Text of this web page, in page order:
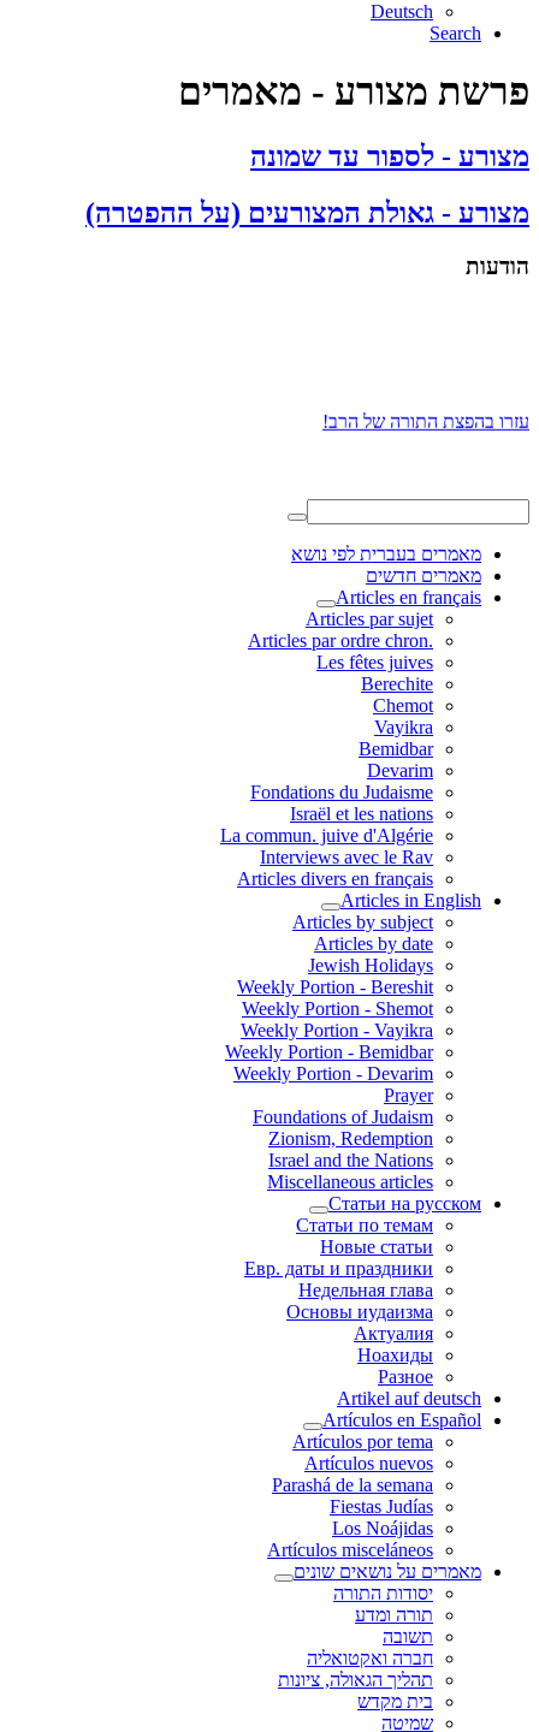
Deutsch
Search
פרשת מצורע - מאמרים
מצורע - לספור עד שמונה
מצורע - גאולת המצורעים (על ההפטרה)
הודעות
עזרו בהפצת התורה של הרב!
מאמרים בעברית לפי נושא
מאמרים חדשים
Articles en français
Articles par sujet
.Articles par ordre chron
Les fêtes juives
Berechite
Chemot
Vayikra
Bemidbar
Devarim
Fondations du Judaisme
Israël et les nations
La commun. juive d'Algérie
Interviews avec le Rav
Articles divers en français
Articles in English
Articles by subject
Articles by date
Jewish Holidays
Weekly Portion - Bereshit
Weekly Portion - Shemot
Weekly Portion - Vayikra
Weekly Portion - Bemidbar
Weekly Portion - Devarim
Prayer
Foundations of Judaism
Zionism, Redemption
Israel and the Nations
Miscellaneous articles
Статьи на русском
Статьи по темам
Новые статьи
Евр. даты и праздники
Недельная глава
Основы иудаизма
Актуалия
Ноахиды
Разное
Artikel auf deutsch
Artículos en Español
Artículos por tema
Artículos nuevos
Parashá de la semana
Fiestas Judías
Los Noájidas
Artículos misceláneos
מאמרים על נושאים שונים
יסודות התורה
תורה ומדע
תשובה
חברה ואקטואליה
תהליך הגאולה, ציונות
בית מקדש
שמיטה